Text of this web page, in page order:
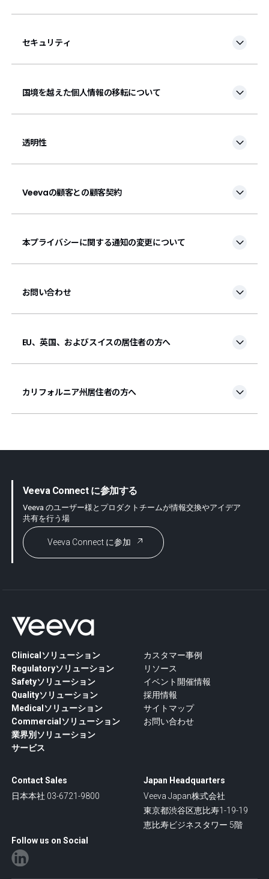
セキュリティ
国境を越えた個人情報の移転について
透明性
Veevaの顧客との顧客契約
本プライバシーに関する通知の変更について
お問い合わせ
EU、英国、およびスイスの居住者の方へ
カリフォルニア州居住者の方へ
Veeva Connect に参加する
Veeva のユーザー様とプロダクトチームが情報交換やアイデア
共有を行う場
Veeva Connect に参加
Clinicalソリューション
Regulatoryソリューション
Safetyソリューション
Qualityソリューション
Medicalソリューション
Commercialソリューション
業界別ソリューション
サービス
カスタマー事例
リソース
イベント開催情報
採用情報
サイトマップ
お問い合わせ
Contact Sales
日本本社 03-6721-9800
Japan Headquarters
Veeva Japan株式会社
東京都渋谷区恵比寿1-19-19
恵比寿ビジネスタワー 5階
Follow us on Social